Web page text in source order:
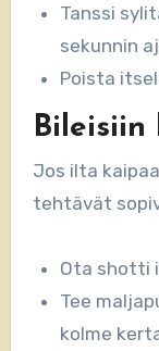
Tanssi
sekunnin
Poista
Jos ilta
tehtävät
Ota shotti
Tee
kolme